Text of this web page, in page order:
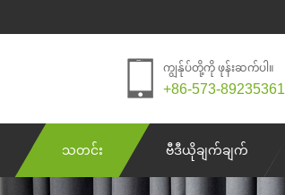
ကျွန်ုပ်တို့ကို ဖုန်းဆက်ပါ။
+86-573-89235361
သတင်း ဗီဒီယိုချက်ချက်